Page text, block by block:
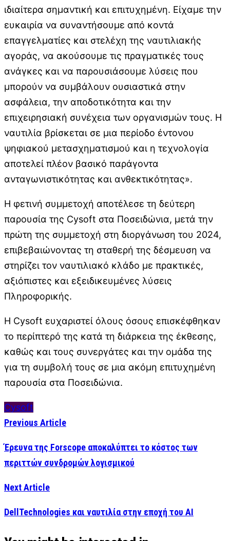
ιδιαίτερα σημαντική και επιτυχημένη. Είχαμε την
ευκαιρία να συναντήσουμε από κοντά
επαγγελματίες και στελέχη της ναυτιλιακής
αγοράς, να ακούσουμε τις πραγματικές τους
ανάγκες και να παρουσιάσουμε λύσεις που
μπορούν να συμβάλουν ουσιαστικά στην
ασφάλεια, την αποδοτικότητα και την
επιχειρησιακή συνέχεια των οργανισμών τους. Η
ναυτιλία βρίσκεται σε μια περίοδο έντονου
ψηφιακού μετασχηματισμού και η τεχνολογία
αποτελεί πλέον βασικό παράγοντα
ανταγωνιστικότητας και ανθεκτικότητας».
Η φετινή συμμετοχή αποτέλεσε τη δεύτερη
παρουσία της Cysoft στα Ποσειδώνια, μετά την
πρώτη της συμμετοχή στη διοργάνωση του 2024,
επιβεβαιώνοντας τη σταθερή της δέσμευση να
στηρίζει τον ναυτιλιακό κλάδο με πρακτικές,
αξιόπιστες και εξειδικευμένες λύσεις
Πληροφορικής.
Η Cysoft ευχαριστεί όλους όσους επισκέφθηκαν
το περίπτερό της κατά τη διάρκεια της έκθεσης,
καθώς και τους συνεργάτες και την ομάδα της
για τη συμβολή τους σε μια ακόμη επιτυχημένη
παρουσία στα Ποσειδώνια.
Cysoft
Previous Article
Έρευνα της Forscope αποκαλύπτει το κόστος των
περιττών συνδρομών λογισμικού
Next Article
DellTechnologies και ναυτιλία στην εποχή του AI